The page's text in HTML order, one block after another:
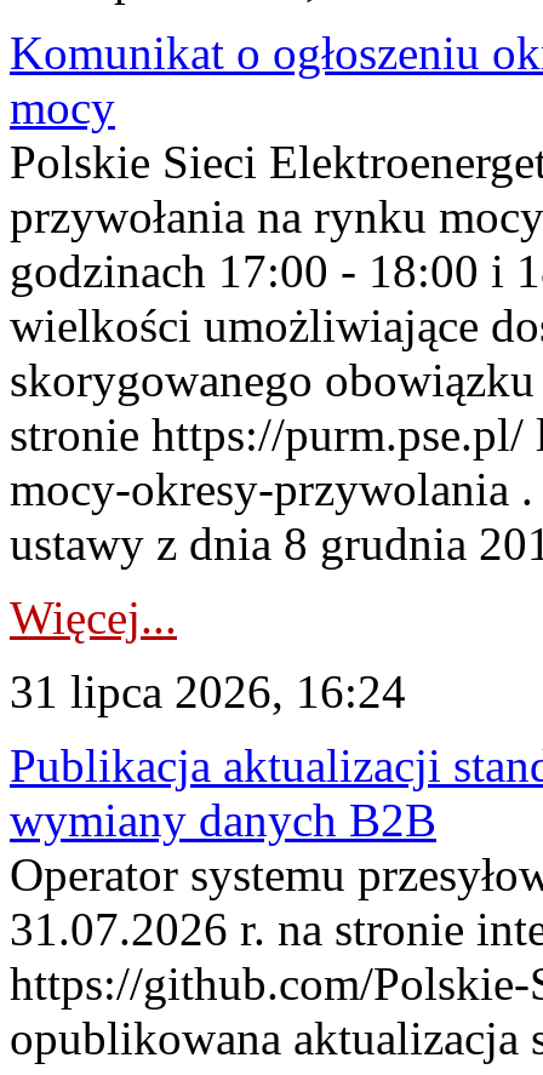
Komunikat o ogłoszeniu
mocy
Polskie Sieci
przywołania na rynku
godzinach 17:00 - 18:00 i
wielkości umożliwiające
skorygowanego
stronie https://
mocy-okresy-przywolania
ustawy z dnia 8 grudnia
Więcej...
31 lipca 2026, 16:24
Publikacja aktualizacji
wymiany danych B2B
Operator systemu
31.07.2026 r. na stronie
https://github.com/Polskie-
opublikowana aktualizacja